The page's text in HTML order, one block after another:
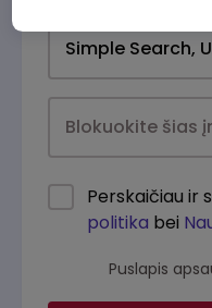
Perskaičiau ir
politika bei
Puslapis